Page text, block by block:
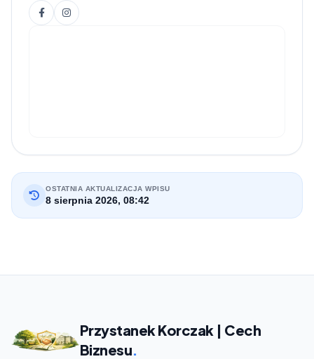
OSTATNIA AKTUALIZACJA WPISU
8 sierpnia 2026, 08:42
Przystanek Korczak | Cech
Biznesu.